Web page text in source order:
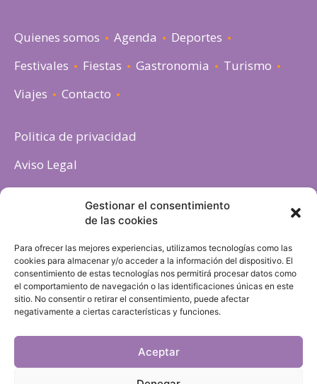
Gestionar el consentimiento
de las cookies
Para ofrecer las mejores experiencias, utilizamos tecnologías como las
cookies para almacenar y/o acceder a la información del dispositivo. El
consentimiento de estas tecnologías nos permitirá procesar datos como
el comportamiento de navegación o las identificaciones únicas en este
sitio. No consentir o retirar el consentimiento, puede afectar
negativamente a ciertas características y funciones.
Aceptar
Quienes somos Agenda
Deportes
Festivales
Fiestas Gastronomia
Turismo
Viajes
Contacto
Politica de privacidad
Aviso Legal
Política de cookies